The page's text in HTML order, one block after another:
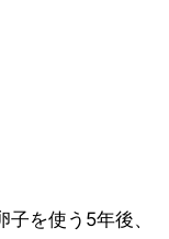
を使う5年後、